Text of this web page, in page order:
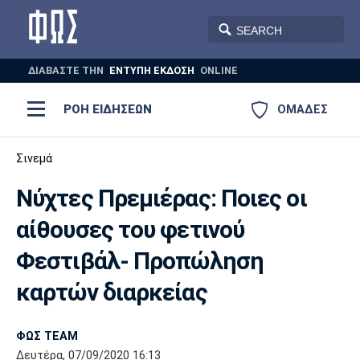
ΔΙΑΒΑΣΤΕ THN ΕΝΤΥΠΗ ΕΚΔΟΣΗ ONLINE
ΟΜΑΔΕΣ
ΡΟΗ ΕΙΔΗΣΕΩΝ
ΒΟΛΕΪ ΠΟΛΟ ΣΠΟΡ
AUTO-MOTO PLUS
Ποδόσφαιρο
Super League 1
Super League 2
Γ Εθνική
Μπάσκετ
Ελλάδα
Ολυμπιακοί Αγώνες
Ολυμπιακός ΑΕΚ
Σινεμά
Νύχτες Πρεμιέρας: Ποιες οι
αίθουσες του φετινού
Φεστιβάλ- Προπώληση
καρτών διαρκείας
ΦΩΣ TEAM
Δευτέρα, 07/09/2020 16:13